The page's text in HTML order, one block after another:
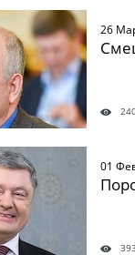
26
01